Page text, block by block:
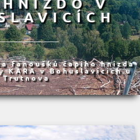
fanoušků čapího hnízda
KARA v Bohuslavicích u
Trutnova